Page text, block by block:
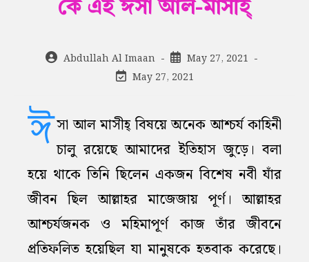
কে এই ঈসা আল-মাসীহ্‌
PostAbdullah Al Imaan
Post
published:
May 27, 2021
PostMay 27, 2021
ঈসা আল মাসীহ্‌ বিষয়ে অনেক আশ্চর্য কাহিনী
চালু রয়েছে আমাদের ইতিহাস জুড়ে। বলা
হয়ে থাকে তিনি ছিলেন একজন বিশেষ নবী যাঁর
জীবন ছিল আল্লাহর মাজেজায় পূর্ণ। আল্লাহর
আশ্চর্যজনক ও মহিমাপূর্ণ কাজ তাঁর জীবনে
প্রতিফলিত হয়েছিল যা মানুষকে হতবাক করেছে।